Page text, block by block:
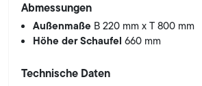
Abmessungen
Außenmaße B 220 mm x T 800 mm
Höhe der Schaufel660 mm
Technische Daten